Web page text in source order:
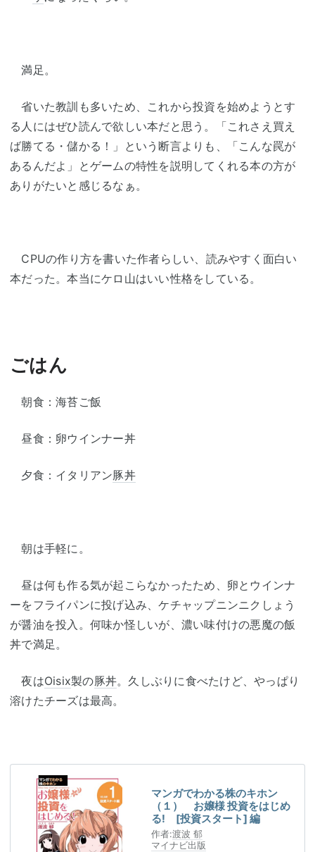
満足。
省いた教訓も多いため、これから投資を始めようとす
る人にはぜひ読んで欲しい本だと思う。「これさえ買え
ば勝てる・儲かる！」という断言よりも、「こんな罠が
あるんだよ」とゲームの特性を説明してくれる本の方が
ありがたいと感じるなぁ。
CPUの作り方を書いた作者らしい、読みやすく面白い
本だった。本当にケロ山はいい性格をしている。
ごはん
朝食：海苔ご飯
昼食：卵ウインナー丼
夕食：イタリアン豚丼
朝は手軽に。
昼は何も作る気が起こらなかったため、卵とウインナ
ーをフライパンに投げ込み、ケチャップニンニクしょう
が醤油を投入。何味か怪しいが、濃い味付けの悪魔の飯
丼で満足。
夜はOisix製の豚丼。久しぶりに食べたけど、やっぱり
溶けたチーズは最高。
マンガでわかる株のキホン
（１） お嬢様 投資をはじめ
る! [投資スタート] 編
作者:渡波 郁
マイナビ出版